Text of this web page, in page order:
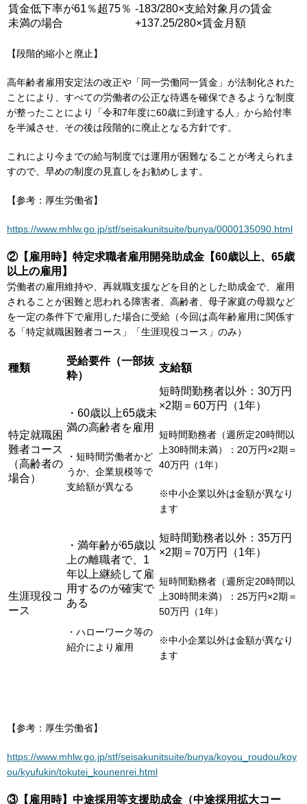
賃金低下率が61％超75％
未満の場合
-183/280×支給対象月の賃金
+137.25/280×賃金月額
【段階的縮小と廃止】
高年齢者雇用安定法の改正や「同一労働同一賃金」が法制化された
ことにより、すべての労働者の公正な待遇を確保できるような制度
が整ったことにより「令和7年度に60歳に到達する人」から給付率
を半減させ、その後は段階的に廃止となる方針です。
これにより今までの給与制度では運用が困難なることが考えられま
すので、早めの制度の見直しをお勧めします。
【参考：厚生労働省】
https://www.mhlw.go.jp/stf/seisakunitsuite/bunya/0000135090.html
②【雇用時】特定求職者雇用開発助成金【60歳以上、65歳
以上の雇用】
労働者の雇用維持や、再就職支援などを目的とした助成金で、雇用
されることが困難と思われる障害者、高齢者、母子家庭の母親など
を一定の条件下で雇用した場合に受給（今回は高年齢雇用に関係す
る「特定就職困難者コース」「生涯現役コース」のみ）
種類
受給要件（一部抜
粋）
支給額
特定就職困
難者コース
（高齢者の
場合）
・60歳以上65歳未
満の高齢者を雇用
・短時間労働者かど
うか、企業規模等で
支給額が異なる
短時間勤務者以外：30万円
×2期＝60万円（1年）
短時間勤務者（週所定20時間以
上30時間未満）：20万円×2期＝
40万円（1年）
※中小企業以外は金額が異なり
ます
生涯現役コ
ース
・満年齢が65歳以
上の離職者で、1
年以上継続して雇
用するのが確実で
ある
・ハローワーク等の
紹介により雇用
短時間勤務者以外：35万円
×2期＝70万円（1年）
短時間勤務者（週所定20時間以
上30時間未満）：25万円×2期＝
50万円（1年）
※中小企業以外は金額が異なり
ます
【参考：厚生労働省】
https://www.mhlw.go.jp/stf/seisakunitsuite/bunya/koyou_roudou/koy
ou/kyufukin/tokutei_kounenrei.html
③【雇用時】中途採用等支援助成金（中途採用拡大コー